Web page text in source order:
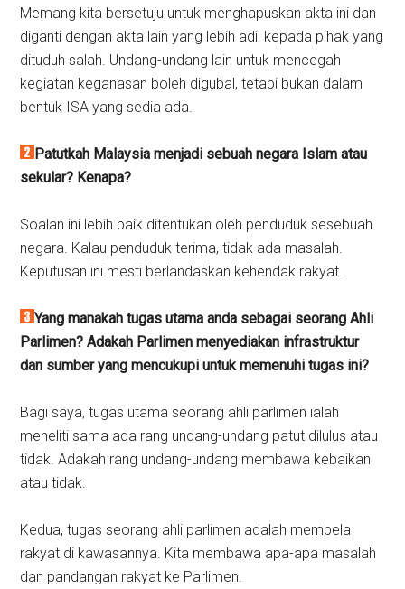
Memang kita bersetuju untuk menghapuskan akta ini dan
diganti dengan akta lain yang lebih adil kepada pihak yang
dituduh salah. Undang-undang lain untuk mencegah
kegiatan keganasan boleh digubal, tetapi bukan dalam
bentuk ISA yang sedia ada.
Patutkah Malaysia menjadi sebuah negara Islam atau
sekular? Kenapa?
Soalan ini lebih baik ditentukan oleh penduduk sesebuah
negara. Kalau penduduk terima, tidak ada masalah.
Keputusan ini mesti berlandaskan kehendak rakyat.
Yang manakah tugas utama anda sebagai seorang Ahli
Parlimen? Adakah Parlimen menyediakan infrastruktur
dan sumber yang mencukupi untuk memenuhi tugas ini?
Bagi saya, tugas utama seorang ahli parlimen ialah
meneliti sama ada rang undang-undang patut dilulus atau
tidak. Adakah rang undang-undang membawa kebaikan
atau tidak.
Kedua, tugas seorang ahli parlimen adalah membela
rakyat di kawasannya. Kita membawa apa-apa masalah
dan pandangan rakyat ke Parlimen.